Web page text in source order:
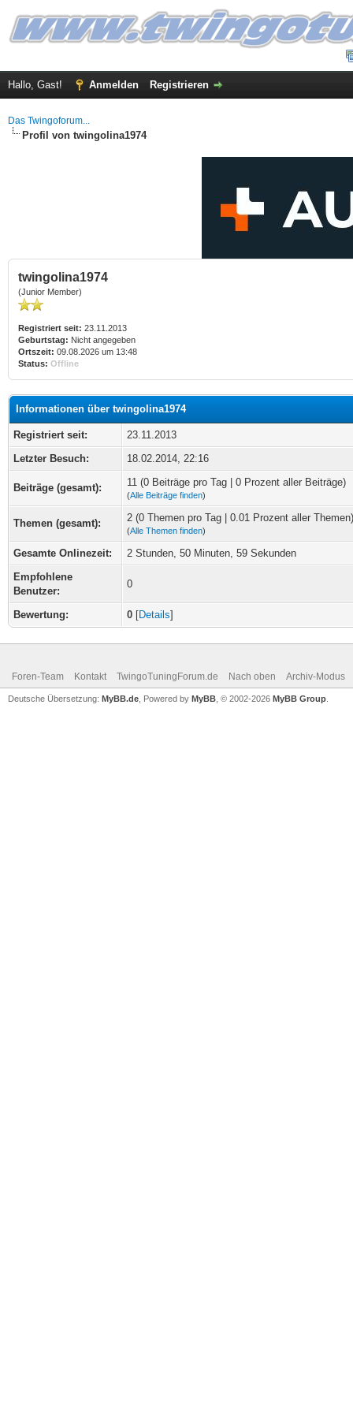
Hallo, Gast! Anmelden Registrieren
Das Twingoforum...
Profil von twingolina1974
twingolina1974
(Junior Member)
Registriert seit: 23.11.2013
Geburtstag: Nicht angegeben
Ortszeit: 09.08.2026 um 13:48
Status: Offline
Informationen über twingolina1974
Registriert seit:
23.11.2013
Letzter Besuch:
18.02.2014, 22:16
Beiträge (gesamt): 11 (0 Beiträge pro Tag | 0 Prozent aller Beiträge)
(Alle Beiträge finden)
Themen (gesamt): 2 (0 Themen pro Tag | 0.01 Prozent aller Themen)
(Alle Themen finden)
Gesamte Onlinezeit:
2 Stunden, 50 Minuten, 59 Sekunden
Empfohlene
Benutzer:
0
Bewertung: 0 [Details]
Foren-Team Kontakt TwingoTuningForum.de Nach oben Archiv-Modus
Deutsche Übersetzung: MyBB.de , Powered by MyBB , © 2002-2026 MyBB Group